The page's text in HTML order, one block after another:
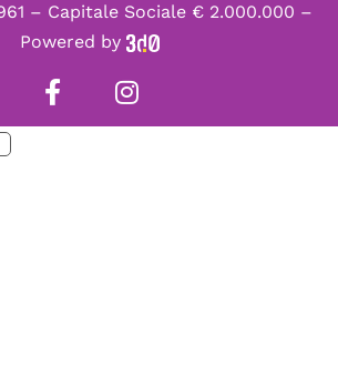
– Capitale Sociale € 2.000.000 –
Powered by